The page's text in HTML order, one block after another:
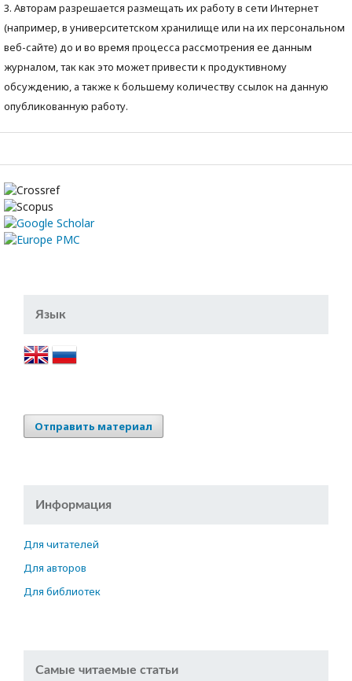
3. Авторам разрешается размещать их работу в сети Интернет
(например, в университетском хранилище или на их персональном
веб-сайте) до и во время процесса рассмотрения ее данным
журналом, так как это может привести к продуктивному
обсуждению, а также к большему количеству ссылок на данную
опубликованную работу.
Язык
Отправить материал
Информация
Для читателей
Для авторов
Для библиотек
Самые читаемые статьи